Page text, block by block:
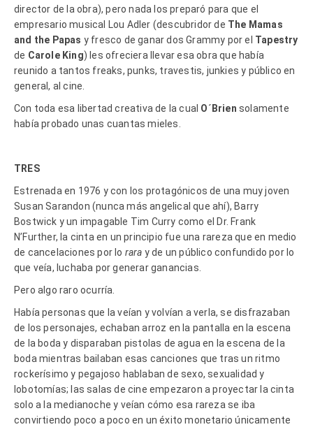
director de la obra), pero nada los preparó para que el
empresario musical Lou Adler (descubridor de The Mamas
and the Papas y fresco de ganar dos Grammy por el Tapestry
de Carole King) les ofreciera llevar esa obra que había
reunido a tantos freaks, punks, travestis, junkies y público en
general, al cine.
Con toda esa libertad creativa de la cual O´Brien solamente
había probado unas cuantas mieles.
TRES
Estrenada en 1976 y con los protagónicos de una muy joven
Susan Sarandon (nunca más angelical que ahí), Barry
Bostwick y un impagable Tim Curry como el Dr. Frank
N’Further, la cinta en un principio fue una rareza que en medio
de cancelaciones por lo rara y de un público confundido por lo
que veía, luchaba por generar ganancias.
Pero algo raro ocurría.
Había personas que la veían y volvían a verla, se disfrazaban
de los personajes, echaban arroz en la pantalla en la escena
de la boda y disparaban pistolas de agua en la escena de la
boda mientras bailaban esas canciones que tras un ritmo
rockerísimo y pegajoso hablaban de sexo, sexualidad y
lobotomías; las salas de cine empezaron a proyectar la cinta
solo a la medianoche y veían cómo esa rareza se iba
convirtiendo poco a poco en un éxito monetario únicamente